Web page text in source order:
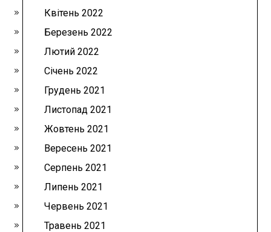
Квітень 2022
Березень 2022
Лютий 2022
Січень 2022
Грудень 2021
Листопад 2021
Жовтень 2021
Вересень 2021
Серпень 2021
Липень 2021
Червень 2021
Травень 2021